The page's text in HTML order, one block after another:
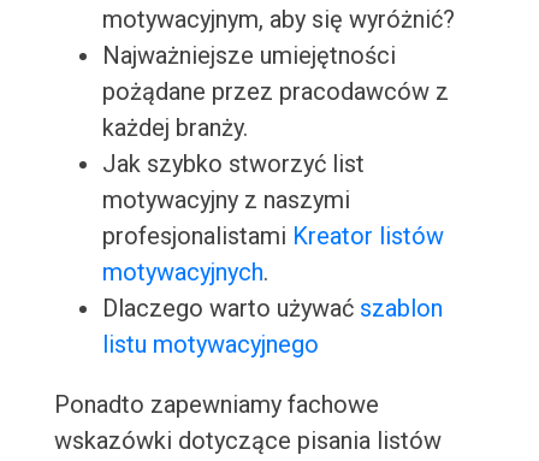
motywacyjnym, aby się wyróżnić?
Najważniejsze umiejętności
pożądane przez pracodawców z
każdej branży.
Jak szybko stworzyć list
motywacyjny z naszymi
profesjonalistami Kreator listów
motywacyjnych.
Dlaczego warto używać szablon
listu motywacyjnego
Ponadto zapewniamy fachowe
wskazówki dotyczące pisania listów